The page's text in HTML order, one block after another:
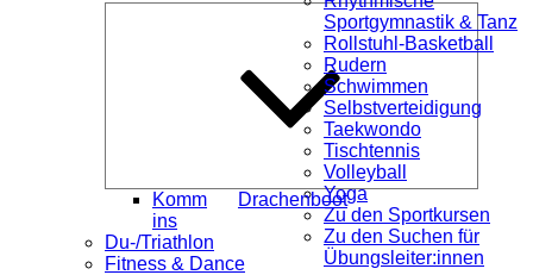
öffnen
Komm
ins
Drachenboot
Du-/Triathlon
Fitness & Dance
Sportgymnastik & Tanz
Rollstuhl-Basketball
Rudern
Schwimmen
Selbstverteidigung
Taekwondo
Tischtennis
Volleyball
Yoga
Zu den Sportkursen
Zu den Suchen für
Übungsleiter:innen